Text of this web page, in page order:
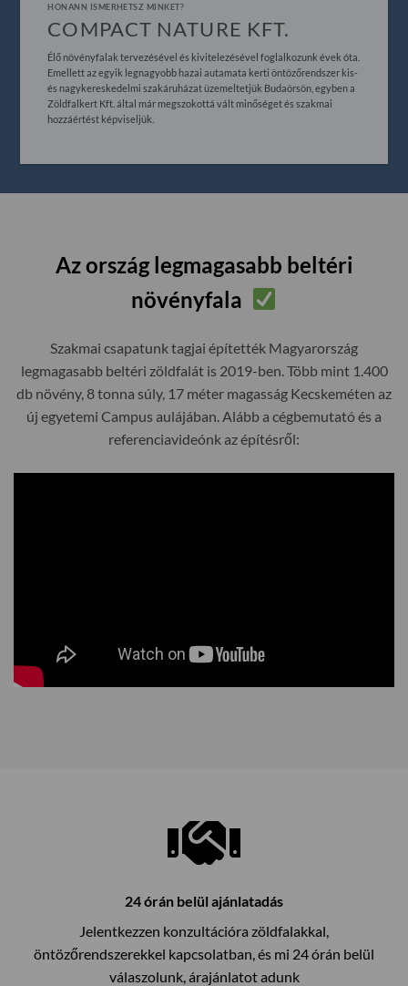
HONANN ISMERHETSZ MINKET?
COMPACT NATURE KFT.
Élő növényfalak tervezésével és kivitelezésével foglalkozunk évek óta.
Emellett az egyik legnagyobb hazai autamata kerti öntözőrendszer kis-
és nagykereskedelmi szakáruházat üzemeltetjük Budaörsön, egyben a
Zöldfalkert Kft. által már megszokottá vált minőséget és szakmai
hozzáértést képviseljük.
Az ország legmagasabb beltéri
növényfala
Szakmai csapatunk tagjai építették Magyarország
legmagasabb beltéri zöldfalát is 2019-ben. Több mint 1.400
db növény, 8 tonna súly, 17 méter magasság Kecskeméten az
új egyetemi Campus aulájában. Alább a cégbemutató és a
referenciavideónk az építésről:
24 órán belül ajánlatadás
Jelentkezzen konzultációra zöldfalakkal,
öntözőrendszerekkel kapcsolatban, és mi 24 órán belül
válaszolunk, árajánlatot adunk